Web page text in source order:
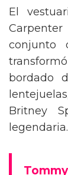
El
conjunto
bordado
Britney
legendaria.